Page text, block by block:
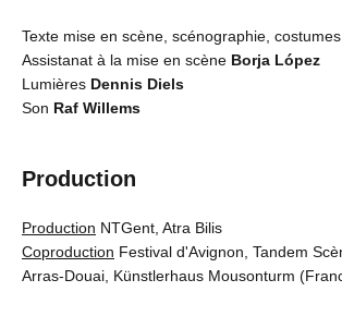
Texte mise en scène, scénographie, costumes
Assistanat à la mise en scène Borja López
Lumières Dennis Diels
Son Raf Willems
Production
Production NTGent, Atra Bilis
Coproduction Festival d'Avignon, Tandem
Arras-Douai, Künstlerhaus Mousonturm